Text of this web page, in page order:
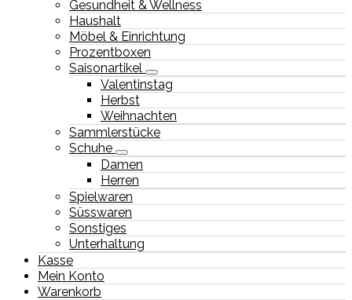
Gesundheit & Wellness
Haushalt
Möbel & Einrichtung
Prozentboxen
Saisonartikel
Valentinstag
Herbst
Weihnachten
Sammlerstücke
Schuhe
Damen
Herren
Spielwaren
Süsswaren
Sonstiges
Unterhaltung
Kasse
Mein Konto
Warenkorb